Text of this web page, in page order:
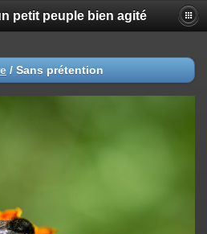
petit peuple bien agité
/ Sans prétention